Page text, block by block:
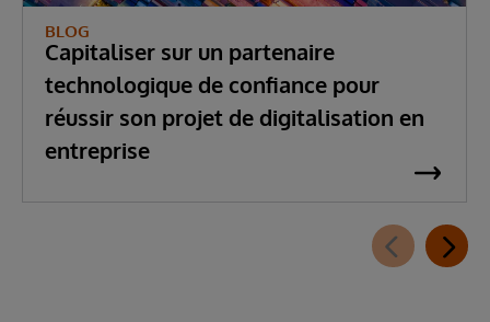
BLOG
Capitaliser sur un partenaire
technologique de confiance pour
réussir son projet de digitalisation en
entreprise